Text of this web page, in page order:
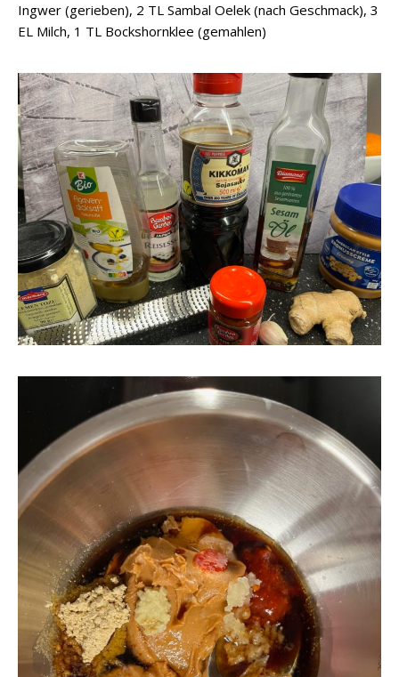
Ingwer (gerieben), 2 TL Sambal Oelek (nach Geschmack), 3
EL Milch, 1 TL Bockshornklee (gemahlen)